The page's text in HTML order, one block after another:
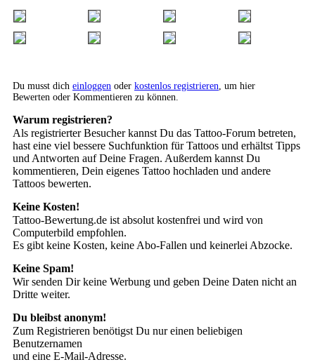
Du musst dich einloggen oder kostenlos registrieren , um hier
Bewerten oder Kommentieren zu können.
Warum registrieren?
Als registrierter Besucher kannst Du das Tattoo-Forum betreten,
hast eine viel bessere Suchfunktion für Tattoos und erhältst Tipps
und Antworten auf Deine Fragen. Außerdem kannst Du
kommentieren, Dein eigenes Tattoo hochladen und andere
Tattoos bewerten.
Keine Kosten!
Tattoo-Bewertung.de ist absolut kostenfrei und wird von
Computerbild empfohlen.
Es gibt keine Kosten, keine Abo-Fallen und keinerlei Abzocke.
Keine Spam!
Wir senden Dir keine Werbung und geben Deine Daten nicht an
Dritte weiter.
Du bleibst anonym!
Zum Registrieren benötigst Du nur einen beliebigen
Benutzernamen
und eine E-Mail-Adresse.